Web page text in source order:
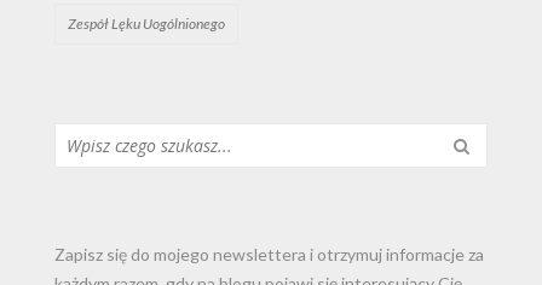
Zespół Lęku Uogólnionego
Zapisz się do mojego newslettera i otrzymuj informacje za